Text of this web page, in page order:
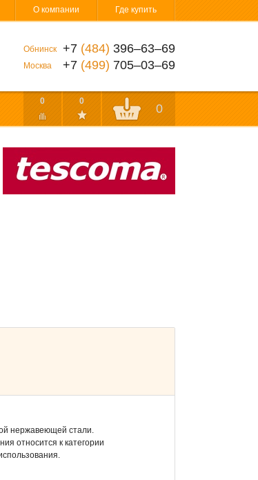
О компании Где купить
Обнинск +7 (484) 396‒63‒69
Москва +7 (499) 705‒03‒69
0 0
0
нержавеющей стали.
относится к категории